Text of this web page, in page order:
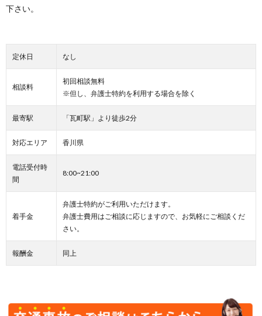
下さい。
定休日 なし
相談料
初回相談無料
※但し、弁護士特約を利用する場合を除く
最寄駅 「瓦町駅」より徒歩2分
対応エリア 香川県
電話受付時
間
8:00~21:00
着手金
弁護士特約がご利用いただけます。
弁護士費用はご相談に応じますので、お気軽にご相談くだ
さい。
報酬金 同上